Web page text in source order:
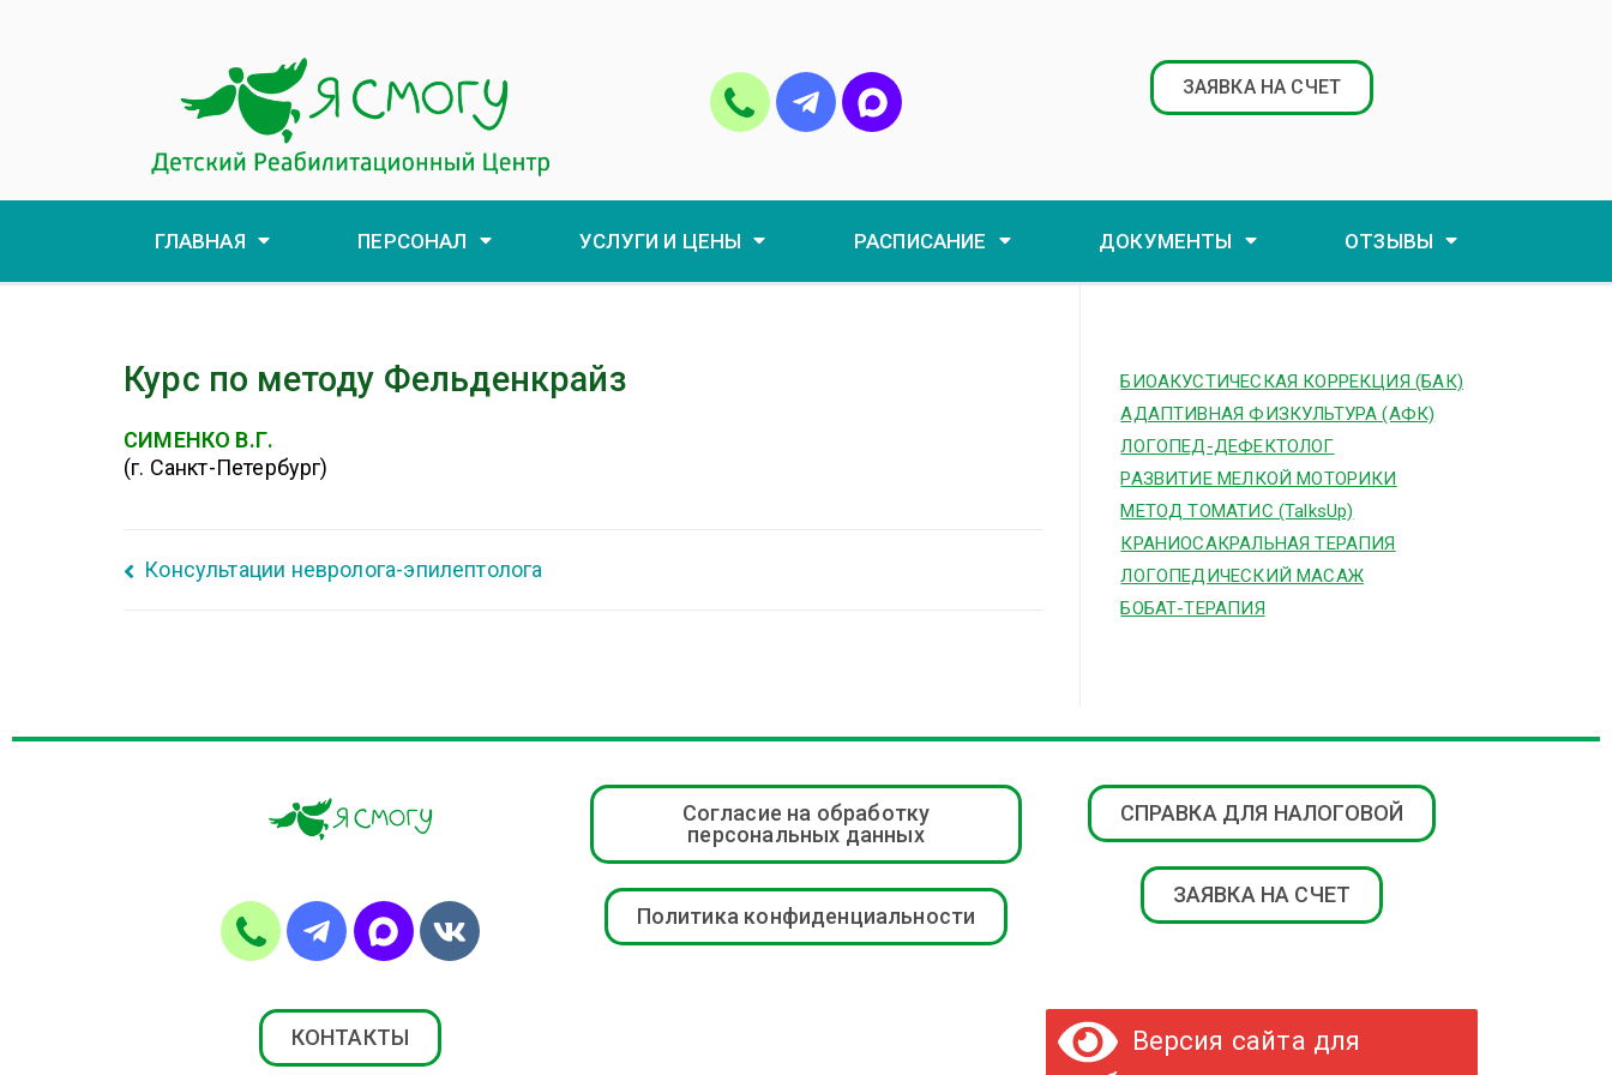
ЗАЯВКА НА СЧЕТ
ГЛАВНАЯ ПЕРСОНАЛ УСЛУГИ И ЦЕНЫ РАСПИСАНИЕ ДОКУМЕНТЫ ОТЗЫВЫ
Курс по методу Фельденкрайз
СИМЕНКО В.Г.
(г. Санкт-Петербург)
Консультации невролога-эпилептолога
БИОАКУСТИЧЕСКАЯ КОРРЕКЦИЯ (БАК)
АДАПТИВНАЯ ФИЗКУЛЬТУРА (АФК)
ЛОГОПЕД-ДЕФЕКТОЛОГ
РАЗВИТИЕ МЕЛКОЙ МОТОРИКИ
МЕТОД ТОМАТИС (TalksUp)
КРАНИОСАКРАЛЬНАЯ ТЕРАПИЯ
ЛОГОПЕДИЧЕСКИЙ МАСАЖ
БОБАТ-ТЕРАПИЯ
Согласие на обработку
персональных данных
Политика конфиденциальности
СПРАВКА ДЛЯ НАЛОГОВОЙ
ЗАЯВКА НА СЧЕТ
КОНТАКТЫ
Версия сайта для